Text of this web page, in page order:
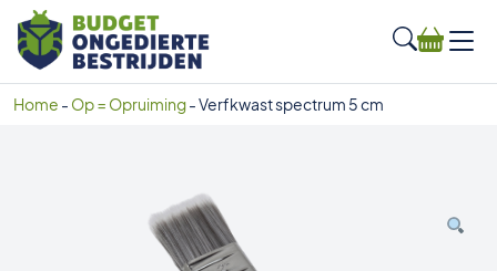
Home - Op = Opruiming-Verfkwast spectrum 5 cm